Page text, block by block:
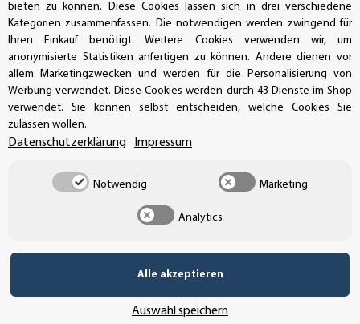
SSL-Verschlüsselung
UNSER VERSANDDIENSTLEISTER
bieten zu können. Diese Cookies lassen sich in drei verschiedene
Kategorien zusammenfassen. Die notwendigen werden zwingend für
Ihren Einkauf benötigt. Weitere Cookies verwenden wir, um
anonymisierte Statistiken anfertigen zu können. Andere dienen vor
allem Marketingzwecken und werden für die Personalisierung von
Werbung verwendet. Diese Cookies werden durch 43 Dienste im Shop
verwendet. Sie können selbst entscheiden, welche Cookies Sie
zulassen wollen.
Datenschutzerklärung Impressum
Notwendig Marketing
Analytics
Alle akzeptieren
Auswahl speichern